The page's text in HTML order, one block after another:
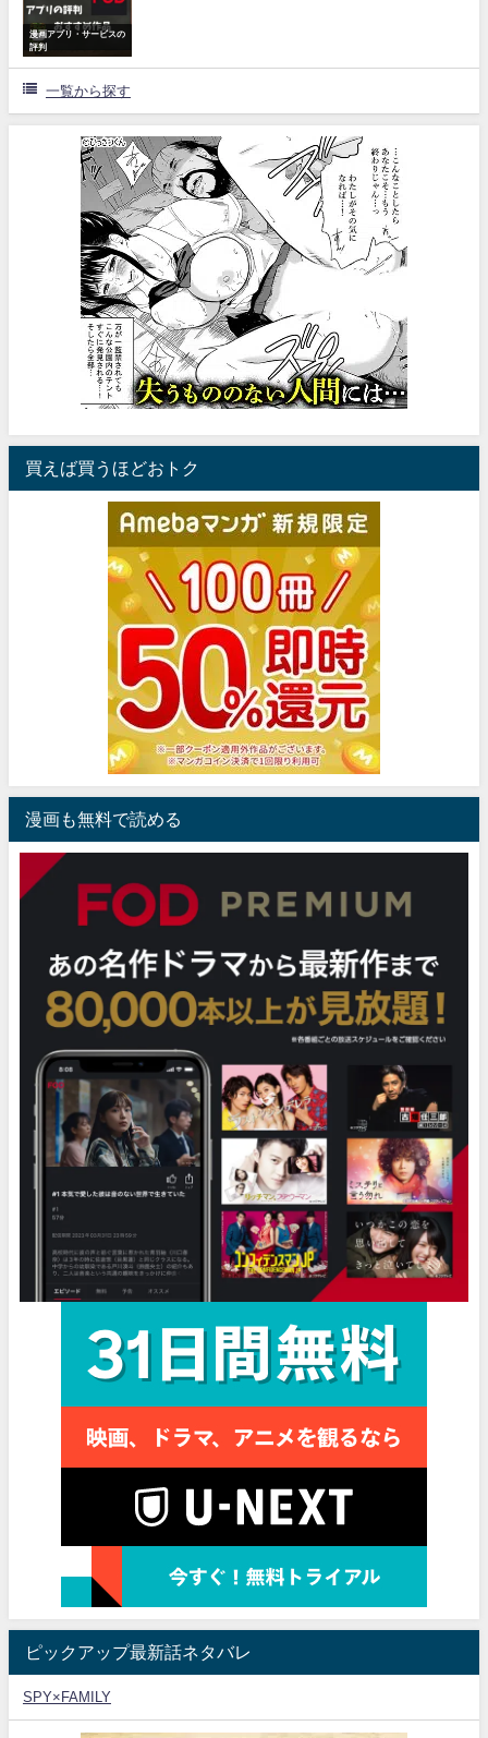
漫画アプリ・サービスの
評判
一覧から探す
買えば買うほどおトク
漫画も無料で読める
ピックアップ最新話ネタバレ
SPY×FAMILY